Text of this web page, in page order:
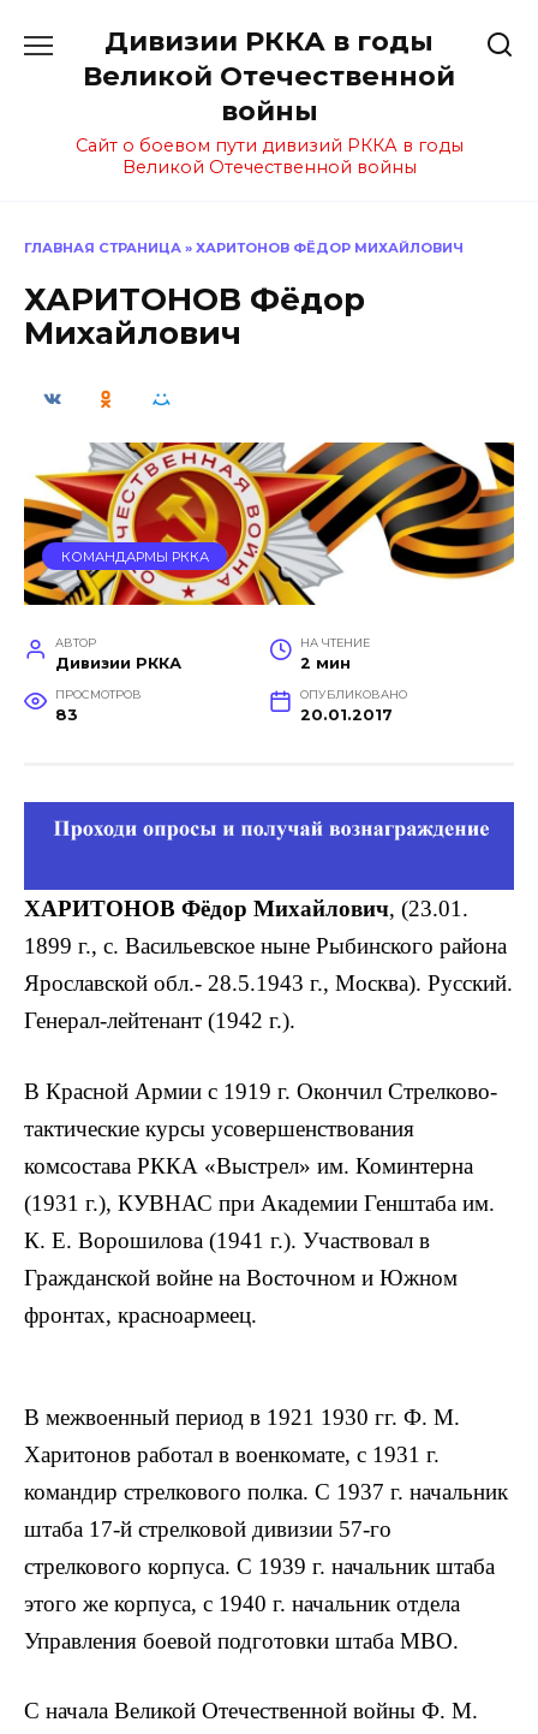
содержанию
Дивизии РККА в годы
Великой Отечественной
войны
Сайт о боевом пути дивизий РККА в годы
Великой Отечественной войны
ГЛАВНАЯ СТРАНИЦА » ХАРИТОНОВ ФЁДОР МИХАЙЛОВИЧ
ХАРИТОНОВ Фёдор
Михайлович
КОМАНДАРМЫ РККА
АВТОР
Дивизии РККА
НА ЧТЕНИЕ
2 мин
ПРОСМОТРОВ
83
ОПУБЛИКОВАНО
20.01.2017
ХАРИТОНОВ Фёдор Михайлович, (23.01.
1899 г., с. Васильевское ныне Рыбинского района
Ярославской обл.- 28.5.1943 г., Москва). Русский.
Генерал-лейтенант (1942 г.).
В Красной Армии с 1919 г. Окончил Стрелково-
тактические курсы усовершенствования
комсостава РККА «Выстрел» им. Коминтерна
(1931 г.), КУВНАС при Академии Генштаба им.
К. Е. Ворошилова (1941 г.). Участвовал в
Гражданской войне на Восточном и Южном
фронтах, красноармеец.
В межвоенный период в 1921 1930 гг. Ф. М.
Харитонов работал в военкомате, с 1931 г.
командир стрелкового полка. С 1937 г. начальник
штаба 17-й стрелковой дивизии 57-го
стрелкового корпуса. С 1939 г. начальник штаба
этого же корпуса, с 1940 г. начальник отдела
Управления боевой подготовки штаба МВО.
С начала Великой Отечественной войны Ф. М.